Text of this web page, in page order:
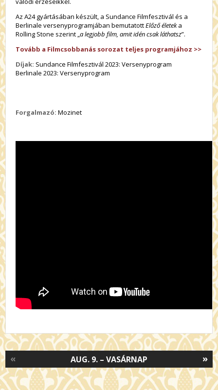
Az A24 gyártásában készült, a Sundance Filmfesztivál és a
Berlinale versenyprogramjában bemutatottElőző életeka
Rolling Stone szerint „a legjobb film, amit idén csak láthatsz”.
Tovább a Filmcsobbanás sorozat teljes programjához >>
Díjak: Sundance Filmfesztivál 2023: Versenyprogram
Berlinale 2023: Versenyprogram
Forgalmazó: Mozinet
»
AUG. 9. – VASÁRNAP
«